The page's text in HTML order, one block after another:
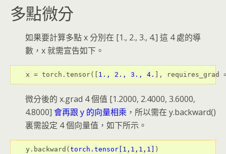
多點微分
如果要計算多點 x 分別在 [1., 2., 3., 4.] 這 4 處的導
數，x 就需宣告如下。
x = torch.tensor([ 1., 2., 3., 4. ], requires_grad
微分後的 x.grad 4 個值 [1.2000, 2.4000, 3.6000,
4.8000] 會再跟 y 的向量相乘 ，所以需在 y.backward()
裏需設定 4 個向量值，如下所示。
y.backward( torch.tensor[1,1,1,1]